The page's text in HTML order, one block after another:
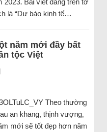
2023. Bài viết đăng trên tờ
là “Dự báo kinh tế…
năm mới đầy bất
tộc Việt
|
Theo thường
an khang, thịnh vượng,
mới sẽ tốt đẹp hơn năm